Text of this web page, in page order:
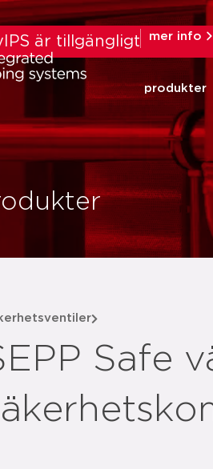
är tillgängligt mer info
produkter
Safe